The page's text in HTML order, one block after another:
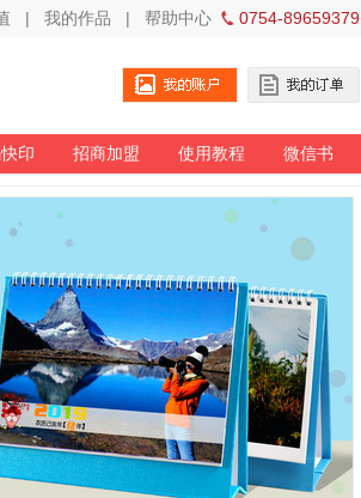
| 我的作品 | 帮助中心 0754-89659379
印 招商加盟 使用教程 微信书